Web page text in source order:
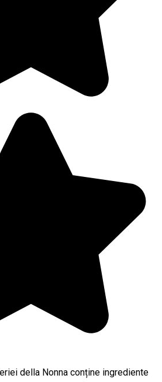
della Nonna conține ingrediente